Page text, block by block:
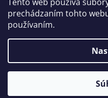
prechádzaním tohto
používaním.
Reklamačný poriadok